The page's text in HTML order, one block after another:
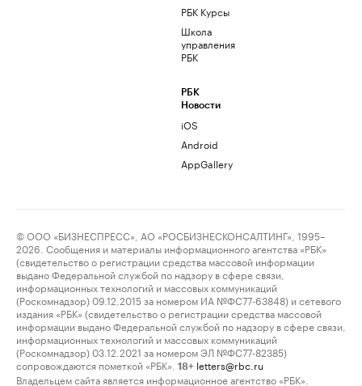
РБК Курсы
Школа
управления
РБК
РБК
Новости
iOS
Android
AppGallery
© ООО «БИЗНЕСПРЕСС», АО «РОСБИЗНЕСКОНСАЛТИНГ», 1995–
2026. Сообщения и материалы информационного агентства «РБК»
(свидетельство о регистрации средства массовой информации
выдано Федеральной службой по надзору в сфере связи,
информационных технологий и массовых коммуникаций
(Роскомнадзор) 09.12.2015 за номером ИА №ФС77-63848) и сетевого
издания «РБК» (свидетельство о регистрации средства массовой
информации выдано Федеральной службой по надзору в сфере связи,
информационных технологий и массовых коммуникаций
(Роскомнадзор) 03.12.2021 за номером ЭЛ №ФС77-82385)
сопровождаются пометкой «РБК».
18+ letters@rbc.ru
Владельцем сайта является информационное агентство «РБК».